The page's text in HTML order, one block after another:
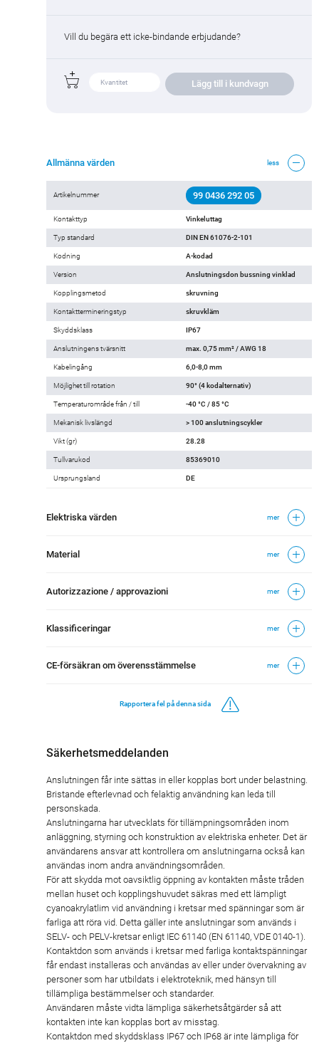
Vill du begära ett icke-bindande erbjudande?
Lägg till i kundvagn
Allmänna värden less
Artikelnummer 99 0436 292 05
Kontakttyp Vinkeluttag
Typ standard DIN EN 61076-2-101
Kodning A-kodad
Version Anslutningsdon bussning vinklad
Kopplingsmetod skruvning
Kontakttermineringstyp skruvkläm
Skyddsklass IP67
Anslutningens tvärsnitt max. 0,75 mm² / AWG 18
Kabelingång 6,0-8,0 mm
Möjlighet till rotation 90° (4 kodalternativ)
Temperaturområde från / till -40 °C / 85 °C
Mekanisk livslängd > 100 anslutningscykler
Vikt (gr) 28.28
Tullvarukod 85369010
Ursprungsland DE
Elektriska värden mer
Material mer
Autorizzazione / approvazioni mer
Klassificeringar mer
CE-försäkran om överensstämmelse mer
Rapportera fel på denna sida
Säkerhetsmeddelanden
Anslutningen får inte sättas in eller kopplas bort under belastning.
Bristande efterlevnad och felaktig användning kan leda till
personskada.
Anslutningarna har utvecklats för tillämpningsområden inom
anläggning, styrning och konstruktion av elektriska enheter. Det är
användarens ansvar att kontrollera om anslutningarna också kan
användas inom andra användningsområden.
För att skydda mot oavsiktlig öppning av kontakten måste tråden
mellan huset och kopplingshuvudet säkras med ett lämpligt
cyanoakrylatlim vid användning i kretsar med spänningar som är
farliga att röra vid. Detta gäller inte anslutningar som används i
SELV- och PELV-kretsar enligt IEC 61140 (EN 61140, VDE 0140-1).
Kontaktdon som används i kretsar med farliga kontaktspänningar
får endast installeras och användas av eller under övervakning av
personer som har utbildats i elektroteknik, med hänsyn till
tillämpliga bestämmelser och standarder.
Användaren måste vidta lämpliga säkerhetsåtgärder så att
kontakten inte kan kopplas bort av misstag.
Kontaktdon med skyddsklass IP67 och IP68 är inte lämpliga för